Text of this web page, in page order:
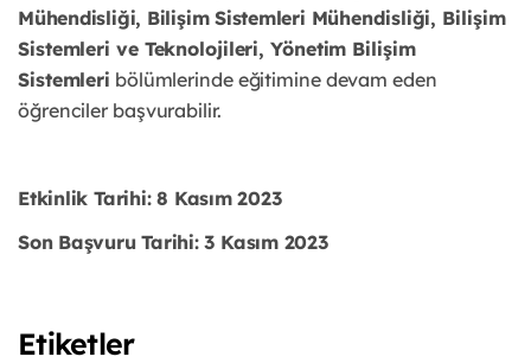
Mühendisliği, Bilişim Sistemleri Mühendisliği, Bilişim
Sistemleri ve Teknolojileri, Yönetim Bilişim
Sistemleri bölümlerinde eğitimine devam eden
öğrenciler başvurabilir.
Etkinlik Tarihi: 8 Kasım 2023
Son Başvuru Tarihi: 3 Kasım 2023
Etiketler